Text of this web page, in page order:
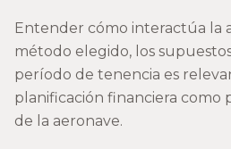
Entender cómo interactúa la
método elegido, los
período de tenencia es
planificación financiera como
de la aeronave.